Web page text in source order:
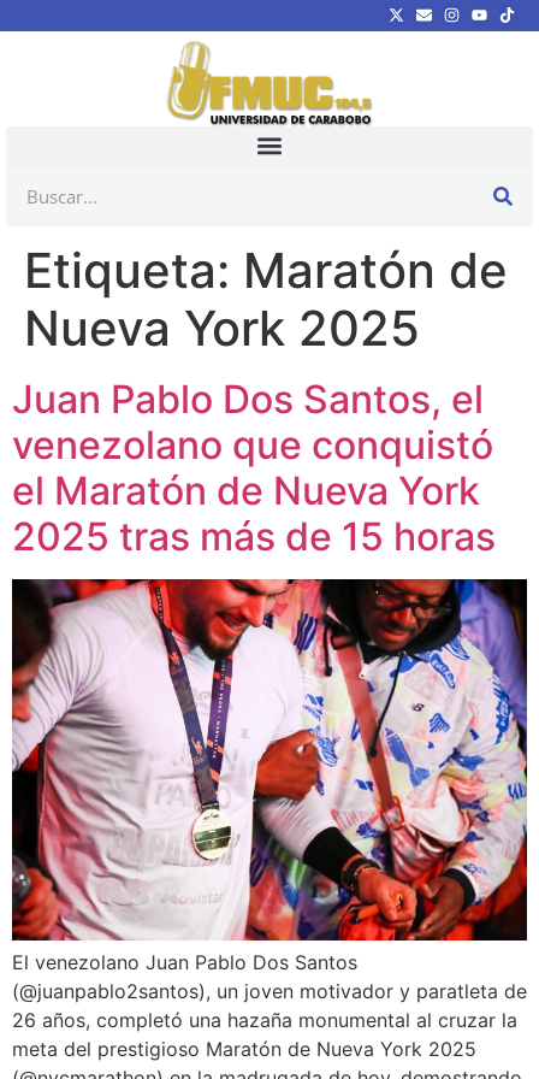
Etiqueta: Maratón de
Nueva York 2025
Juan Pablo Dos Santos, el
venezolano que conquistó
el Maratón de Nueva York
2025 tras más de 15 horas
El venezolano Juan Pablo Dos Santos
(@juanpablo2santos), un joven motivador y paratleta de
26 años, completó una hazaña monumental al cruzar la
meta del prestigioso Maratón de Nueva York 2025